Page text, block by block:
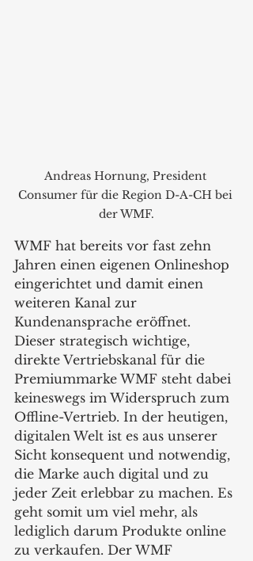
Andreas Hornung, President
Consumer für die Region D-A-CH bei
der WMF.
WMF hat bereits vor fast zehn
Jahren einen eigenen Onlineshop
eingerichtet und damit einen
weiteren Kanal zur
Kundenansprache eröffnet.
Dieser strategisch wichtige,
direkte Vertriebskanal für die
Premiummarke WMF steht dabei
keineswegs im Widerspruch zum
Offline-Vertrieb. In der heutigen,
digitalen Welt ist es aus unserer
Sicht konsequent und notwendig,
die Marke auch digital und zu
jeder Zeit erlebbar zu machen. Es
geht somit um viel mehr, als
lediglich darum Produkte online
zu verkaufen. Der WMF